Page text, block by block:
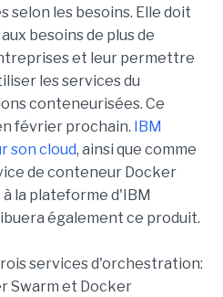
selon les besoins. Elle doit
besoins de plus de
et leur permettre
les services du
conteneurisées. Ce
février prochain.
IBM
son cloud, ainsi que comme
de conteneur Docker
la plateforme d'IBM
également ce produit.
services d'orchestration:
Swarm et Docker